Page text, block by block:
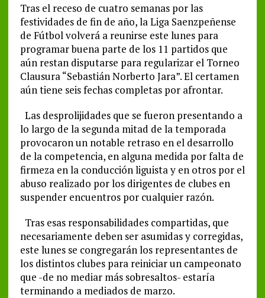
Tras el receso de cuatro semanas por las
festividades de fin de año, la Liga Saenzpeñense
de Fútbol volverá a reunirse este lunes para
programar buena parte de los 11 partidos que
aún restan disputarse para regularizar el Torneo
Clausura “Sebastián Norberto Jara”. El certamen
aún tiene seis fechas completas por afrontar.
Las desprolijidades que se fueron presentando a
lo largo de la segunda mitad de la temporada
provocaron un notable retraso en el desarrollo
de la competencia, en alguna medida por falta de
firmeza en la conducción liguista y en otros por el
abuso realizado por los dirigentes de clubes en
suspender encuentros por cualquier razón.
Tras esas responsabilidades compartidas, que
necesariamente deben ser asumidas y corregidas,
este lunes se congregarán los representantes de
los distintos clubes para reiniciar un campeonato
que -de no mediar más sobresaltos- estaría
terminando a mediados de marzo.